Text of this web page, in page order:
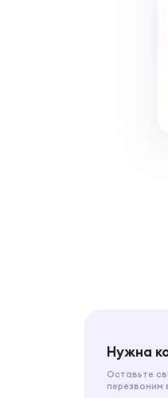
Нужна
Оставьте
перезвоним